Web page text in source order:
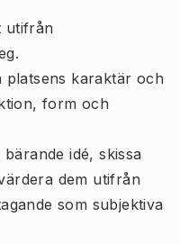
utifrån
platsens karaktär och
form och
idé, skissa
dem utifrån
som subjektiva